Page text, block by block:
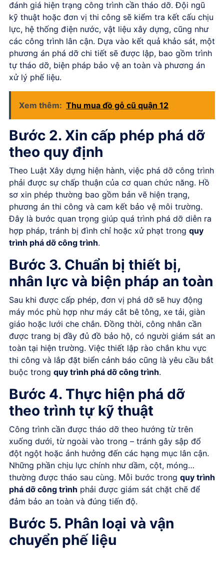
đánh giá hiện trạng công trình cần tháo dỡ. Đội ngũ
kỹ thuật hoặc đơn vị thi công sẽ kiểm tra kết cấu chịu
lực, hệ thống điện nước, vật liệu xây dựng, cũng như
các công trình lân cận. Dựa vào kết quả khảo sát, một
phương án phá dỡ chi tiết sẽ được lập, bao gồm trình
tự tháo dỡ, biện pháp bảo vệ an toàn và phương án
xử lý phế liệu.
Xem thêm: Thu mua đồ gỗ cũ quận 12
Bước 2. Xin cấp phép phá dỡ
theo quy định
Theo Luật Xây dựng hiện hành, việc phá dỡ công trình
phải được sự chấp thuận của cơ quan chức năng. Hồ
sơ xin phép thường bao gồm bản vẽ hiện trạng,
phương án thi công và cam kết bảo vệ môi trường.
Đây là bước quan trọng giúp quá trình phá dỡ diễn ra
hợp pháp, tránh bị đình chỉ hoặc xử phạt trong quy
trình phá dỡ công trình.
Bước 3. Chuẩn bị thiết bị,
nhân lực và biện pháp an toàn
Sau khi được cấp phép, đơn vị phá dỡ sẽ huy động
máy móc phù hợp như máy cắt bê tông, xe tải, giàn
giáo hoặc lưới che chắn. Đồng thời, công nhân cần
được trang bị đầy đủ đồ bảo hộ, có người giám sát an
toàn tại hiện trường. Việc thiết lập rào chắn khu vực
thi công và lắp đặt biển cảnh báo cũng là yêu cầu bắt
buộc trong quy trình phá dỡ công trình.
Bước 4. Thực hiện phá dỡ
theo trình tự kỹ thuật
Công trình cần được tháo dỡ theo hướng từ trên
xuống dưới, từ ngoài vào trong – tránh gây sập đổ
đột ngột hoặc ảnh hưởng đến các hạng mục lân cận.
Những phần chịu lực chính như dầm, cột, móng…
thường được tháo sau cùng. Mỗi bước trong quy trình
phá dỡ công trình phải được giám sát chặt chẽ để
đảm bảo an toàn và đúng tiến độ.
Bước 5. Phân loại và vận
chuyển phế liệu